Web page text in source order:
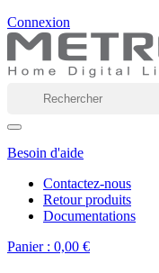
Connexion
Besoin d'aide
Contactez-nous
Retour produits
Documentations
Panier : 0,00 €